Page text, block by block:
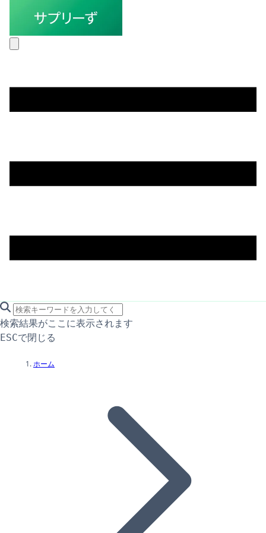
search icon
サイト内検索
検索結果がここに表示されます
ESCで閉じる
ホーム